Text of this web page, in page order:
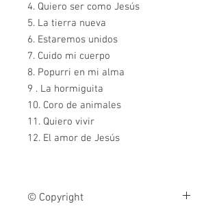
4. Quiero ser como Jesús
5. La tierra nueva
6. Estaremos unidos
7. Cuido mi cuerpo
8. Popurri en mi alma
9 . La hormiguita
10. Coro de animales
11. Quiero vivir
12. El amor de Jesús
© Copyright